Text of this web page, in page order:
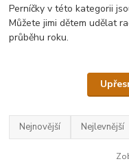
Perníčky v této kategorii
Můžete jimi dětem udělat
průběhu roku.
Nejnovější Nejlevnější